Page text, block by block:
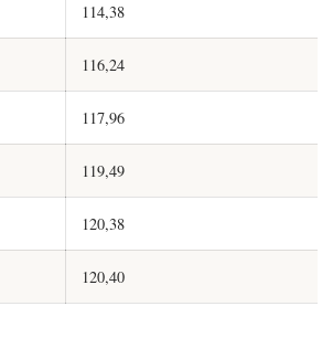
114,38
116,24
117,96
119,49
120,38
120,40